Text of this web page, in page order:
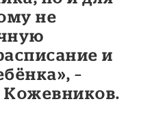
не
и
–
Кожевников.